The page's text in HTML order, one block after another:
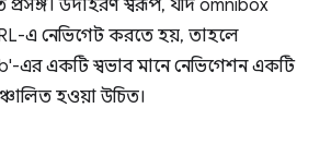
প্রসঙ্গ। উদাহরণ স্বরূপ, যদি omnibox
এ নেভিগেট করতে হয়, তাহলে
এর একটি স্বভাব মানে নেভিগেশন একটি
হওয়া উচিত।